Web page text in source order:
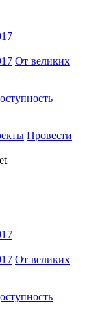
От великих
Провести
От великих